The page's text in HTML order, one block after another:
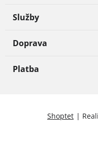
Služby
Doprava
Platba
Shoptet |